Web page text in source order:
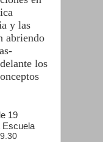
y las
abriendo
los
19
Escuela